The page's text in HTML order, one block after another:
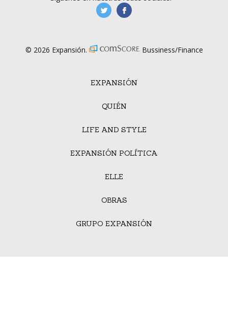
EXPANSIÓN
QUIÉN
LIFE AND STYLE
EXPANSIÓN POLÍTICA
ELLE
OBRAS
GRUPO EXPANSIÓN
manufacturaGE
© 2026 Expansión. Bussiness/Finance